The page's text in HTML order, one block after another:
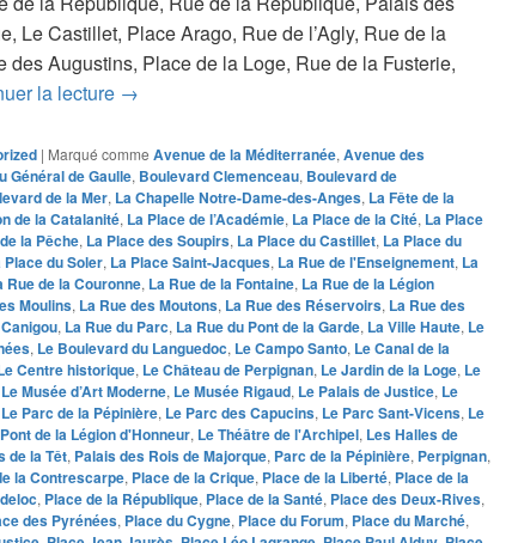
Le Castillet, Place Arago, Rue de l’Agly, Rue de la
des Augustins, Place de la Loge, Rue de la Fusterie,
la lecture comme acheter MDMA au Perpignan
→
| Marqué comme Avenue de la Méditerranée, Avenue des
Général de Gaulle, Boulevard Clemenceau, Boulevard de
de la Mer, La Chapelle Notre-Dame-des-Anges, La Fête de la
de la Catalanité, La Place de l’Académie, La Place de la Cité, La Place
la Pêche, La Place des Soupirs, La Place du Castillet, La Place du
Place du Soler, La Place Saint-Jacques, La Rue de l'Enseignement, La
Rue de la Couronne, La Rue de la Fontaine, La Rue de la Légion
Moulins, La Rue des Moutons, La Rue des Réservoirs, La Rue des
, La Rue du Parc, La Rue du Pont de la Garde, La Ville Haute, Le
, Le Boulevard du Languedoc, Le Campo Santo, Le Canal de la
Centre historique, Le Château de Perpignan, Le Jardin de la Loge, Le
Le Musée d’Art Moderne, Le Musée Rigaud, Le Palais de Justice, Le
Le Parc de la Pépinière, Le Parc des Capucins, Le Parc Sant-Vicens, Le
de la Légion d'Honneur, Le Théâtre de l'Archipel, Les Halles de
de la Têt, Palais des Rois de Majorque, Parc de la Pépinière, Perpignan,
la Contrescarpe, Place de la Crique, Place de la Liberté, Place de la
, Place de la République, Place de la Santé, Place des Deux-Rives,
des Pyrénées, Place du Cygne, Place du Forum, Place du Marché,